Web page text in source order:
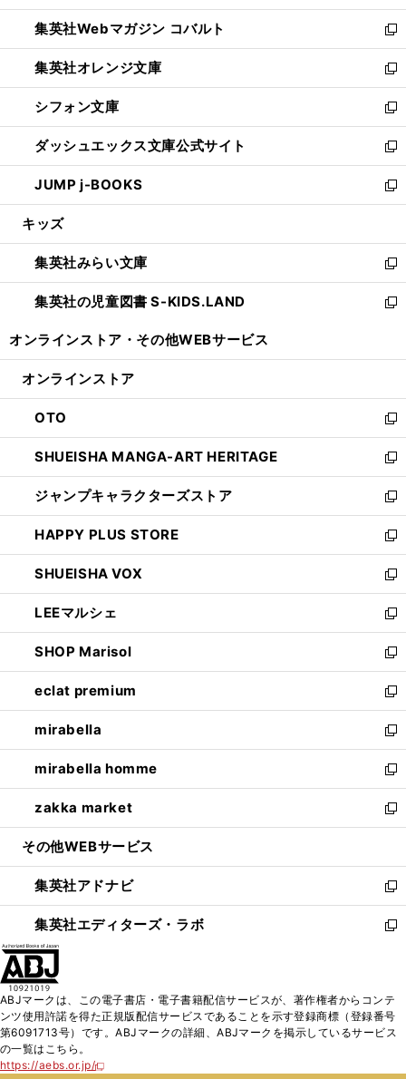
開
く
ウ
で
開
く
ン
ド
ウ
で
開
く
ウ
ィ
ン
ド
ウ
で
開
く
集英社Webマガジン コバルト
新
し
い
ウ
ィ
ン
ド
ウ
で
開
集英社オレンジ文庫
新
し
い
ウ
ィ
ン
ド
ウ
開
く
シフォン文庫
新
し
い
ウ
ィ
ン
ウ
で
開
く
ダッシュエックス文庫公式サイト
新
し
い
ウ
ン
ド
ウ
で
JUMP j-BOOKS
新
し
ウ
ィ
ン
ド
開
キッズ
集英社みらい文庫
新
し
い
ン
ウ
で
開
く
集英社の児童図書 S-KIDS.LAND
新
ウ
ン
ド
ウ
で
開
く
オンラインストア・ その他WEBサービス
オンラインストア
OTO
新
し
い
ウ
ィ
ン
ド
ウ
で
開
く
SHUEISHA MANGA-ART HERITAGE
新
し
い
ウ
ィ
ン
ド
ウ
で
開
く
ジャンプキャラクターズストア
新
し
い
ウ
ィ
ン
ド
ウ
で
開
く
HAPPY PLUS STORE
新
し
い
ウ
ィ
ン
ド
ウ
で
開
く
SHUEISHA VOX
新
し
い
ウ
ィ
ン
ド
ウ
で
開
く
LEEマルシェ
新
し
い
ウ
ィ
ン
ド
ウ
で
開
く
SHOP Marisol
新
し
い
ウ
ィ
ン
ド
ウ
で
開
eclat premium
新
し
い
ウ
ィ
ン
ド
ウ
開
く
mirabella
新
し
い
ウ
ィ
ン
ウ
で
開
く
mirabella homme
新
し
い
ウ
ン
ド
ウ
で
zakka market
新
し
ウ
ィ
ン
ド
く
その他WEBサービス
集英社アドナビ
新
し
い
ド
ウ
で
集英社エディターズ・ラボ
新
ィ
ン
ABJマークは、この電子書店・電子書籍配信サービスが、著作権者からコンテ
ンツ使用許諾を得た正規版配信サービスであることを示す登録商標（登録番号
第6091713号）です。ABJマークの詳細、ABJマークを掲示しているサービス
の一覧はこちら。
https://aebs.or.jp/
新